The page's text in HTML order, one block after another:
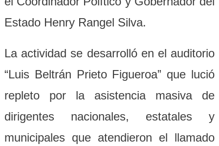
Estado Henry Rangel Silva.
La actividad se desarrolló en el auditorio
“Luis Beltrán Prieto Figueroa” que lució
repleto por la asistencia masiva de
dirigentes nacionales, estatales y
municipales que atendieron el llamado